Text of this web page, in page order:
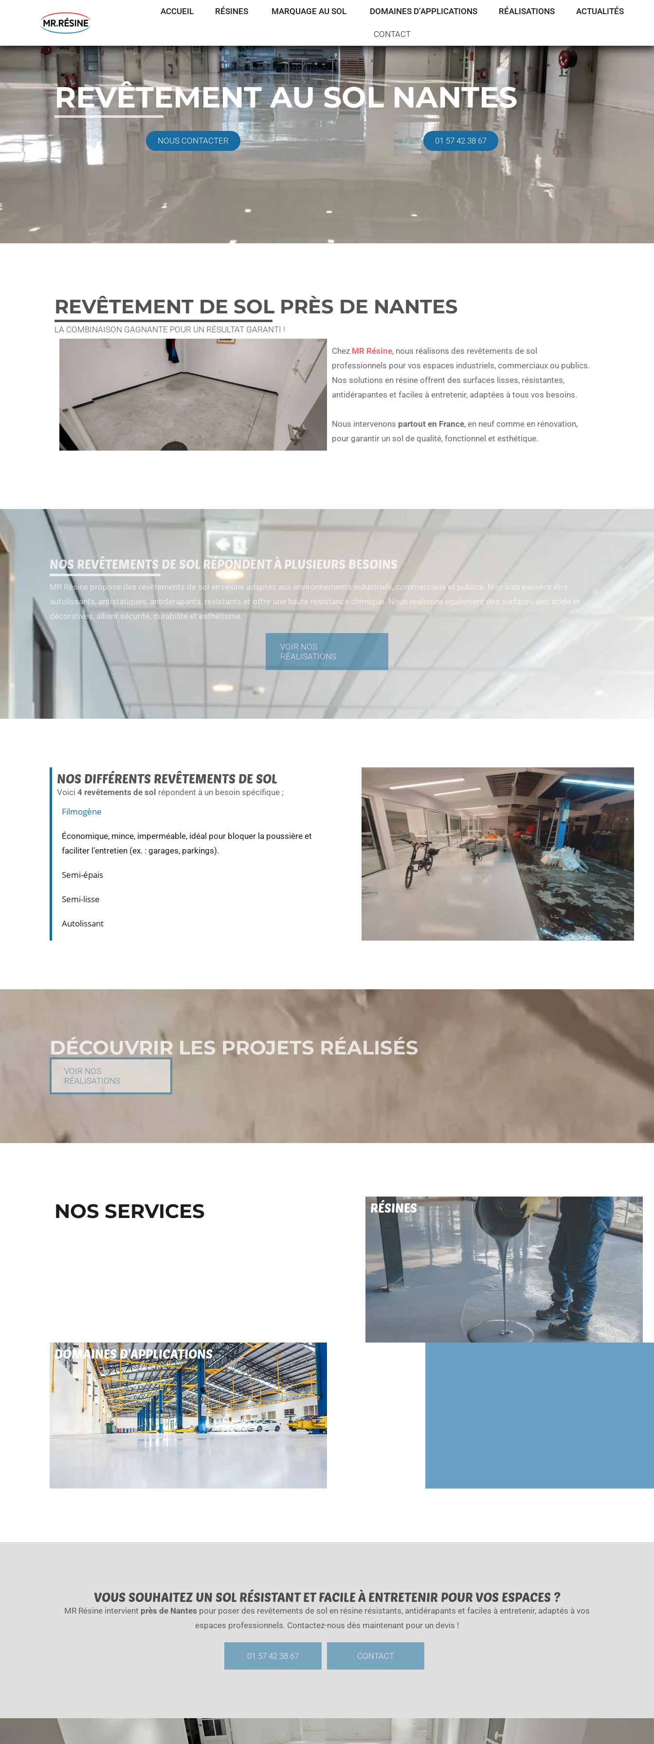
ACCUEIL RÉSINES MARQUAGE AU SOL DOMAINES D’APPLICATIONS RÉALISATIONS ACTUALITÉS
CONTACT
REVÊTEMENT AU SOL NANTES
NOUS CONTACTER 01 57 42 38 67
REVÊTEMENT DE SOL PRÈS DE NANTES
LA COMBINAISON GAGNANTE POUR UN RÉSULTAT GARANTI !
Chez MR Résine, nous réalisons des revêtements de sol
professionnels pour vos espaces industriels, commerciaux ou publics.
Nos solutions en résine offrent des surfaces lisses, résistantes,
antidérapantes et faciles à entretenir, adaptées à tous vos besoins.
Nous intervenons partout en France, en neuf comme en rénovation,
pour garantir un sol de qualité, fonctionnel et esthétique.
NOS REVÊTEMENTS DE SOL RÉPONDENT À PLUSIEURS BESOINS
MR Résine propose des revêtements de sol en résine adaptés aux environnements industriels, commerciaux et publics. Nos sols peuvent être
autolissants, antistatiques, antidérapants, résistants et offrir une haute résistance chimique. Nous réalisons également des surfaces anti acide et
décoratives, alliant sécurité, durabilité et esthétisme.
VOIR NOS
RÉALISATIONS
NOS DIFFÉRENTS REVÊTEMENTS DE SOL
Voici 4 revêtements de sol répondent à un besoin spécifique ;
Filmogène
Économique, mince, imperméable, idéal pour bloquer la poussière et
faciliter l’entretien (ex. : garages, parkings).
Semi-épais
Semi-lisse
Autolissant
DÉCOUVRIR LES PROJETS RÉALISÉS
VOIR NOS
RÉALISATIONS
NOS SERVICES RÉSINES
DOMAINES D'APPLICATIONS
VOUS SOUHAITEZ UN SOL RÉSISTANT ET FACILE À ENTRETENIR POUR VOS ESPACES ?
MR Résine intervient près de Nantes pour poser des revêtements de sol en résine résistants, antidérapants et faciles à entretenir, adaptés à vos
espaces professionnels. Contactez-nous dès maintenant pour un devis !
01 57 42 38 67 CONTACT